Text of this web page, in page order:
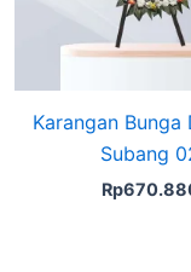
Karangan Bunga
Subang
Rp